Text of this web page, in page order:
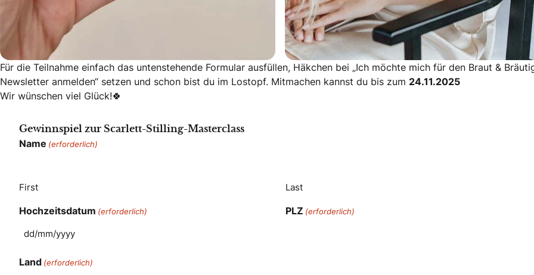
Für die Teilnahme einfach das untenstehende Formular ausfüllen, Häkchen bei „Ich möchte mich für den Braut &
Newsletter anmelden“ setzen und schon bist du im Lostopf. Mitmachen kannst du bis zum 24.11.2025
Wir wünschen viel Glück!🍀
Gewinnspiel zur Scarlett-Stilling-Masterclass
Name (erforderlich)
First Last
Hochzeitsdatum (erforderlich) PLZ (erforderlich)
Land (erforderlich)